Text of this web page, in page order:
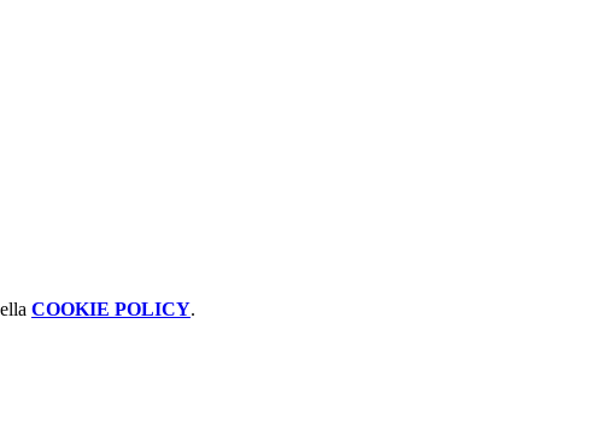
COOKIE POLICY.